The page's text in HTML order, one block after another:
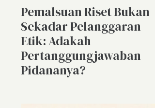
Pemalsuan Riset Bukan
Sekadar Pelanggaran
Etik: Adakah
Pertanggungjawaban
Pidananya?